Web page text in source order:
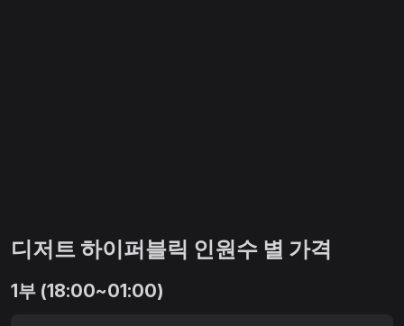
디저트 하이퍼블릭 인원수 별 가격
1부 (18:00~01:00)